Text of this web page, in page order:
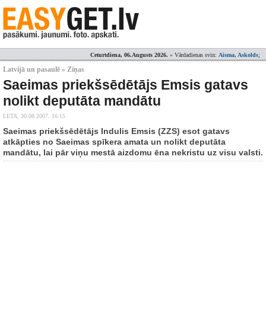
Ceturtdiena, 06.Augusts 2026. » Vārdadienas svin: Aisma, Askolds;
Latvijā un pasaulē » Ziņas
Saeimas priekšsēdētājs Emsis gatavs
nolikt deputāta mandātu
LETA, 30.08.2007. 16:15
Saeimas priekšsēdētājs Indulis Emsis (ZZS) esot gatavs
atkāpties no Saeimas spīkera amata un nolikt deputāta
mandātu, lai pār viņu mestā aizdomu ēna nekristu uz visu valsti.